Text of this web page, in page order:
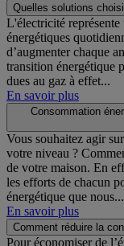
Quelles solutions
L'électricité
énergétiques
d’augmenter chaque
transition énergétique
dues au gaz à effet...
En savoir plus
Consommation
Vous souhaitez agir
votre niveau ?
de votre maison. En
les efforts de chacun
énergétique que nous...
En savoir plus
Comment réduire la
Pour économiser de